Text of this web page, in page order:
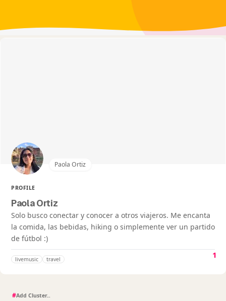
Paola Ortiz
PROFILE
Paola Ortiz
Solo busco conectar y conocer a otros viajeros. Me encanta
la comida, las bebidas, hiking o simplemente ver un partido
de fútbol :)
livemusic travel 1
#